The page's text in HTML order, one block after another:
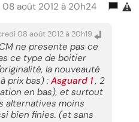
août 2012 à 20h24
08 août 2012 à 20h19
ne presente pas ce
ce type de boitier
la nouveauté
prix bas) : Asguard 1, 2
en bas), et surtout
alternatives moins
bien finies. (et sans